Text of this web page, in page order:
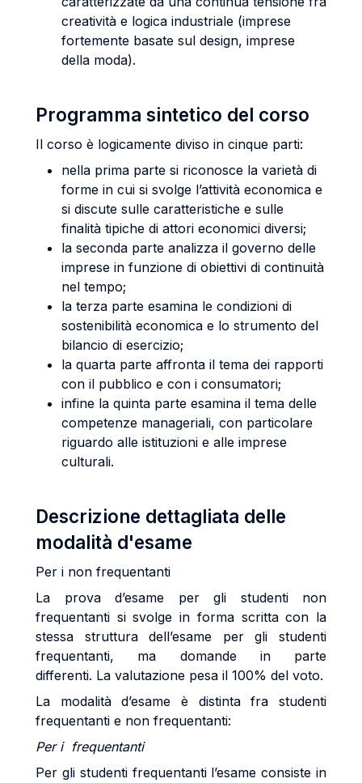
creatività e logica industriale (imprese
fortemente basate sul design, imprese
della moda).
Programma sintetico del corso
Il corso è logicamente diviso in cinque parti:
nella prima parte si riconosce la varietà di
forme in cui si svolge l’attività economica e
si discute sulle caratteristiche e sulle
finalità tipiche di attori economici diversi;
la seconda parte analizza il governo delle
imprese in funzione di obiettivi di continuità
nel tempo;
la terza parte esamina le condizioni di
sostenibilità economica e lo strumento del
bilancio di esercizio;
la quarta parte affronta il tema dei rapporti
con il pubblico e con i consumatori;
infine la quinta parte esamina il tema delle
competenze manageriali, con particolare
riguardo alle istituzioni e alle imprese
culturali.
Descrizione dettagliata delle
modalità d'esame
Per i non frequentanti
La prova d’esame per gli studenti non
frequentanti si svolge in forma scritta con la
stessa struttura dell’esame per gli studenti
frequentanti, ma domande in parte
differenti. La valutazione pesa il 100% del voto.
La modalità d’esame è distinta fra studenti
frequentanti e non frequentanti:
Per i frequentanti
Per gli studenti frequentanti l’esame consiste in